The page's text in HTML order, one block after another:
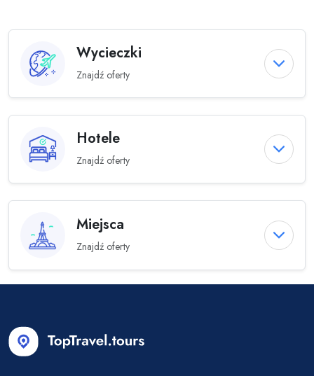
Wycieczki
Znajdź oferty
Hotele
Znajdź oferty
Miejsca
Znajdź oferty